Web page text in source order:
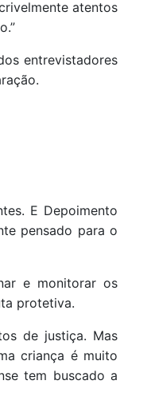
atentos
entrevistadores
E Depoimento
pensado para o
e monitorar os
protetiva.
de justiça. Mas
criança é muito
tem buscado a